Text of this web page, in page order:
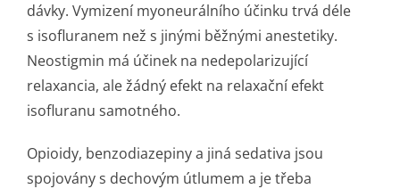
dávky. Vymizení myoneurálního účinku trvá déle
s isofluranem než s jinými běžnými anestetiky.
Neostigmin má účinek na nedepolarizující
relaxancia, ale žádný efekt na relaxační efekt
isofluranu samotného.
Opioidy, benzodiazepiny a jiná sedativa jsou
spojovány s dechovým útlumem a je třeba